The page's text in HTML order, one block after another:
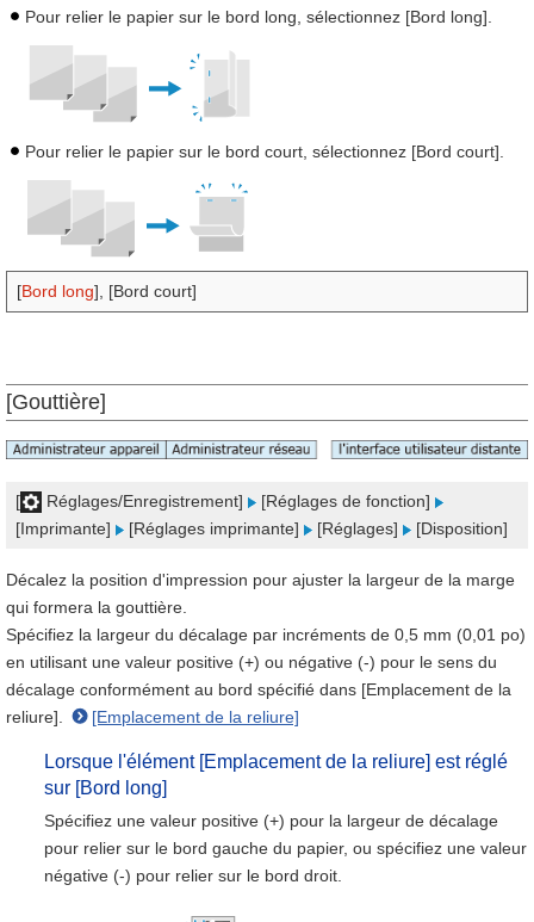
Pour relier le papier sur le bord long, sélectionnez [Bord long].
Pour relier le papier sur le bord court, sélectionnez [Bord court].
[Bord long], [Bord court]
[Gouttière]
[ Réglages/Enregistrement]
[Réglages de fonction]
[Imprimante]
[Réglages imprimante] [Réglages] [Disposition]
Décalez la position d'impression pour ajuster la largeur de la marge
qui formera la gouttière.
Spécifiez la largeur du décalage par incréments de 0,5 mm (0,01 po)
en utilisant une valeur positive (+) ou négative (-) pour le sens du
décalage conformément au bord spécifié dans [Emplacement de la
reliure].
[Emplacement de la reliure]
Lorsque l'élément [Emplacement de la reliure] est réglé
sur [Bord long]
Spécifiez une valeur positive (+) pour la largeur de décalage
pour relier sur le bord gauche du papier, ou spécifiez une valeur
négative (-) pour relier sur le bord droit.